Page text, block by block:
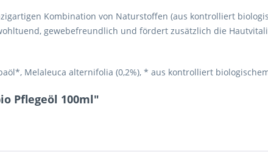
Kombina­tion von Naturstoffen (aus kontrolliert
gewebefreundlich und fördert zusätzlich die
Melaleuca alternifolia (0,2%), * aus kontrolliert
Pflegeöl 100ml"